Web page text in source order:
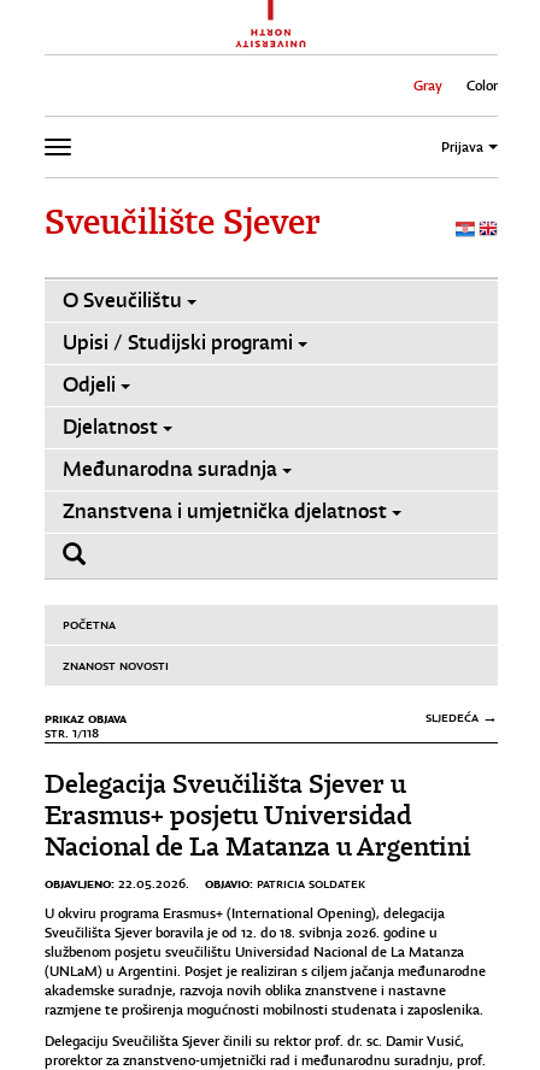
Color
Gray
Prijava
Sveučilište Sjever
O Sveučilištu
Upisi / Studijski programi
Odjeli
Djelatnost
Međunarodna suradnja
Znanstvena i umjetnička djelatnost
POČETNA
ZNANOST NOVOSTI
PRIKAZ OBJAVA
STR. 1/118
SLJEDEĆA →
Delegacija Sveučilišta Sjever u
Erasmus+ posjetu Universidad
Nacional de La Matanza u Argentini
OBJAVLJENO: 22.05.2026. OBJAVIO: PATRICIA SOLDATEK
U okviru programa Erasmus+ (International Opening), delegacija
Sveučilišta Sjever boravila je od 12. do 18. svibnja 2026. godine u
službenom posjetu sveučilištu Universidad Nacional de La Matanza
(UNLaM) u Argentini. Posjet je realiziran s ciljem jačanja međunarodne
akademske suradnje, razvoja novih oblika znanstvene i nastavne
razmjene te proširenja mogućnosti mobilnosti studenata i zaposlenika.
Delegaciju Sveučilišta Sjever činili su rektor prof. dr. sc. Damir Vusić,
prorektor za znanstveno-umjetnički rad i međunarodnu suradnju, prof.